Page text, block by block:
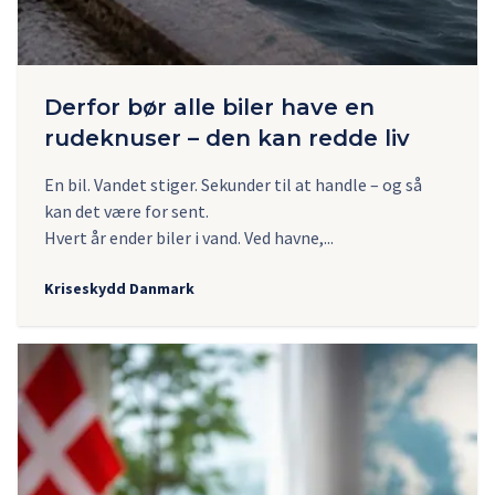
Derfor bør alle biler have en
rudeknuser – den kan redde liv
En bil. Vandet stiger. Sekunder til at handle – og så
kan det være for sent.
Hvert år ender biler i vand. Ved havne,...
Kriseskydd Danmark